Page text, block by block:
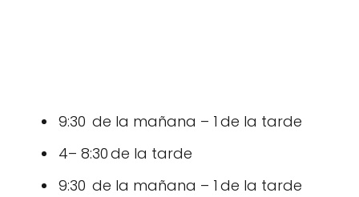
9:30 de la mañana – 1 de la tarde
4– 8:30 de la tarde
9:30 de la mañana – 1 de la tarde